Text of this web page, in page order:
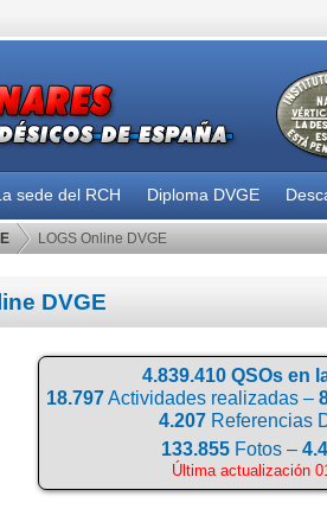
sede del RCH Diploma DVGE
LOGS Online DVGE
DVGE
4.839.410 QSOs en
18.797Actividades realizadas –
4.207Referencias
133.855 Fotos –
Última actualización